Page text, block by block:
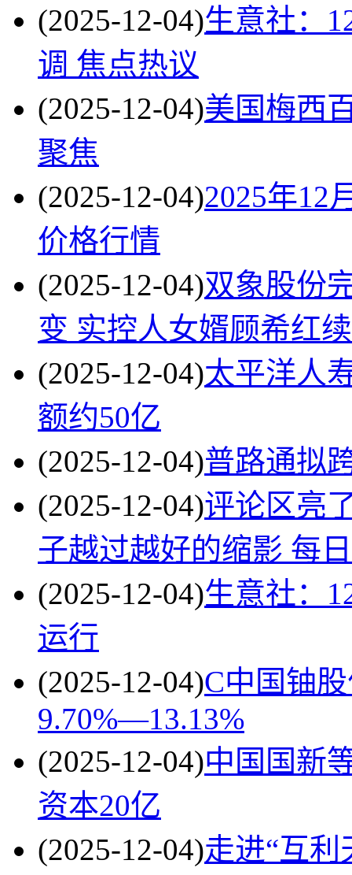
(2025-12-04)生意社：
调 焦点热议
(2025-12-04)美国梅西
聚焦
(2025-12-04)2025年12
价格行情
(2025-12-04)双象股份
变 实控人女婿顾希红
(2025-12-04)太平洋人
额约50亿
(2025-12-04)普路通拟
(2025-12-04)评论区亮
子越过越好的缩影 每
(2025-12-04)生意社：
运行
(2025-12-04)C中国铀
9.70%—13.13%
(2025-12-04)中国国新
资本20亿
(2025-12-04)走进“互